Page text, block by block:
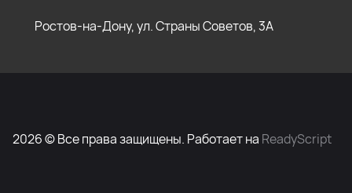
Ростов-на-Дону, ул. Страны Советов, 3А
2026 © Все права защищены. Работает на ReadyScript